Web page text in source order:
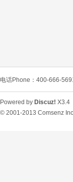
电话Phone：400-666-
Powered by Discuz! X3.4
© 2001-2013 Comsenz